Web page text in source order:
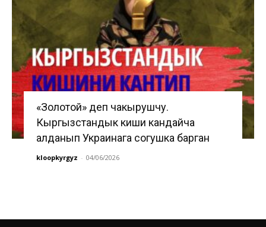
«Золотой» деп чакырушчу.
Кыргызстандык киши кандайча
алданып Украинага согушка барган
kloopkyrgyz - 04/06/2026